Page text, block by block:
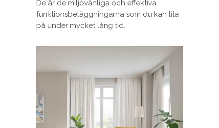
De är de miljövänliga och effektiva
funktionsbeläggningarna som du kan lita
på under mycket lång tid.